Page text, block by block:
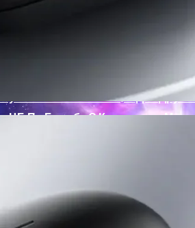
2023 Года: Мощные И
2023 Года: Обзор Лучших
С Зайцем, Винни-Пухом И
По Борьбе С Кредитным
Гипноза Помогут Спастись От
Готов На Все, А Для